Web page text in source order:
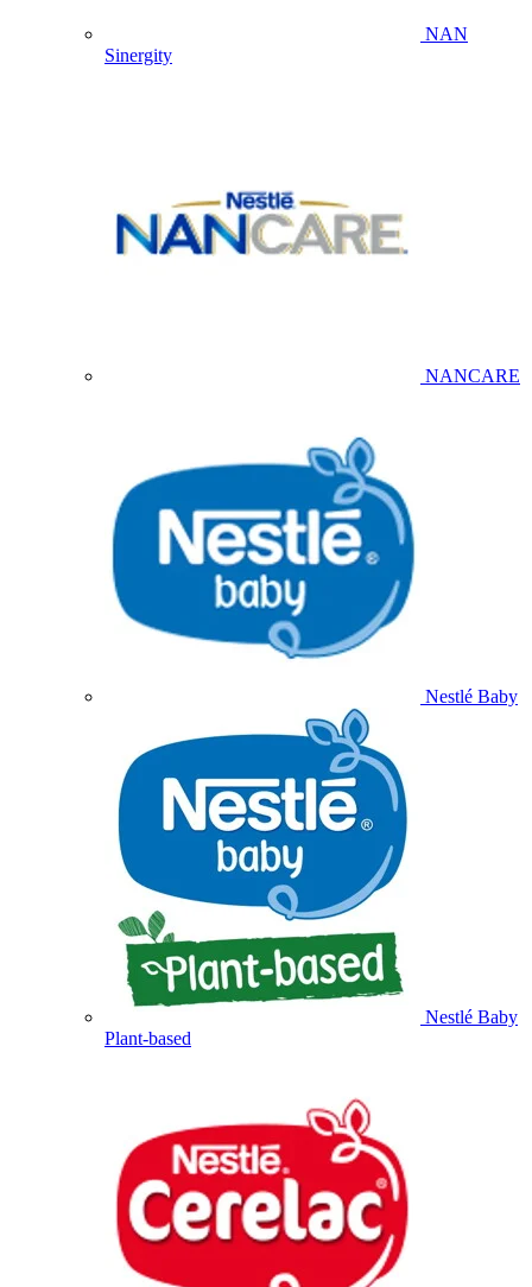
NAN
Sinergity
NANCARE
Nestlé Baby
Nestlé Baby
Plant-based